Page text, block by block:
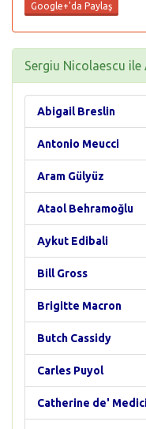
Google+'da Paylaş
Sergiu Nicolaescu ile
Abigail Breslin
Antonio Meucci
Aram Gülyüz
Ataol Behramoğlu
Aykut Edibali
Bill Gross
Brigitte Macron
Butch Cassidy
Carles Puyol
Catherine de'